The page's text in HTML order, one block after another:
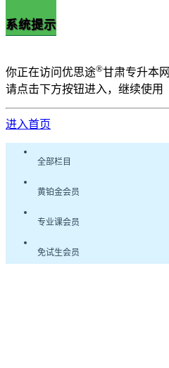
系统提示
你正在访问优思途®甘肃专升本网
请点击下方按钮进入，继续使用
进入首页
全部栏目
黄铂金会员
专业课会员
免试生会员